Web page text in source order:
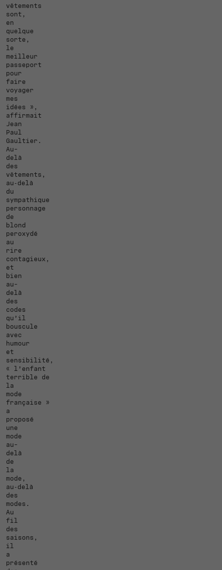
vêtements
sont,
en
quelque
sorte,
le
meilleur
passeport
pour
faire
voyager
mes
idées »,
affirmait
Jean
Paul
Gaultier.
Au-
delà
des
vêtements,
au‑delà
du
sympathique
personnage
de
blond
peroxydé
au
rire
contagieux,
et
bien
au-
delà
des
codes
qu’il
bouscule
avec
humour
et
sensibilité,
« l’enfant
terrible de
la
mode
française »
a
proposé
une
mode
au-
delà
de
la
mode,
au‑delà
des
modes.
Au
fil
des
saisons,
il
a
présenté